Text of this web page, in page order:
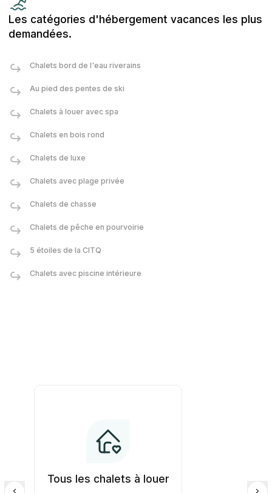
Les catégories d'hébergement vacances les plus
demandées.
Chalets bord de l'eau riverains
Au pied des pentes de ski
Chalets à louer avec spa
Chalets en bois rond
Chalets de luxe
Chalets avec plage privée
Chalets de chasse
Chalets de pêche en pourvoirie
5 étoiles de la CITQ
Chalets avec piscine intérieure
Tous les chalets à louer